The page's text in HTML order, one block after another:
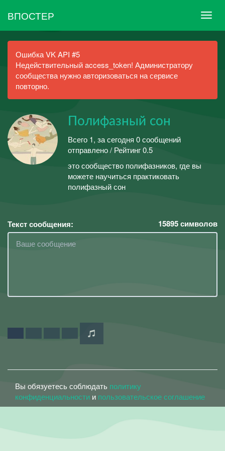
ВПОСТЕР
Ошибка VK API #5
Недействительный access_token! Администратору
сообщества нужно авторизоваться на сервисе
повторно.
Полифазный сон
Всего 1, за сегодня 0 сообщений
отправлено / Рейтинг 0.5
это сообщество полифазников, где вы
можете научиться практиковать
полифазный сон
Текст сообщения: 15895символов
Вы обязуетесь соблюдать политику
конфиденциальности и пользовательское соглашение